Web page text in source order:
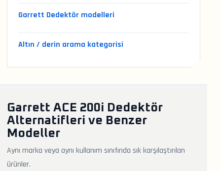
Garrett Dedektör modelleri
Altın / derin arama kategorisi
Garrett ACE 200i Dedektör
Alternatifleri ve Benzer
Modeller
Aynı marka veya aynı kullanım sınıfında sık karşılaştırılan
ürünler.